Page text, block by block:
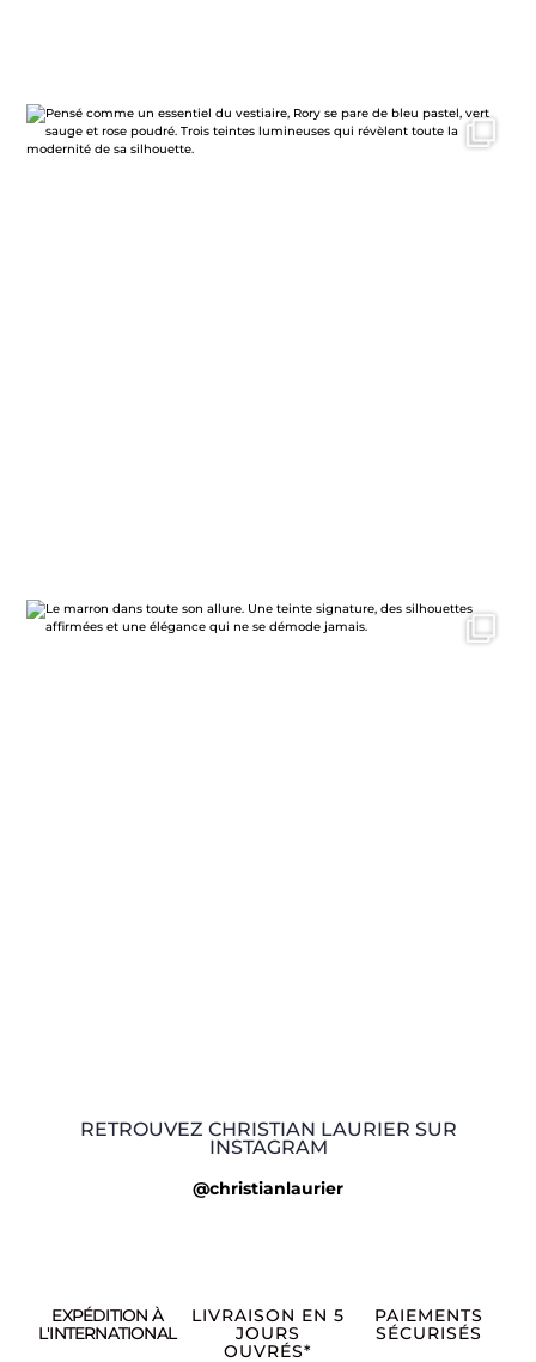
RETROUVEZ CHRISTIAN LAURIER SUR
INSTAGRAM
@christianlaurier
EXPÉDITION À
L'INTERNATIONAL
LIVRAISON EN 5
JOURS
OUVRÉS*
PAIEMENTS
SÉCURISÉS